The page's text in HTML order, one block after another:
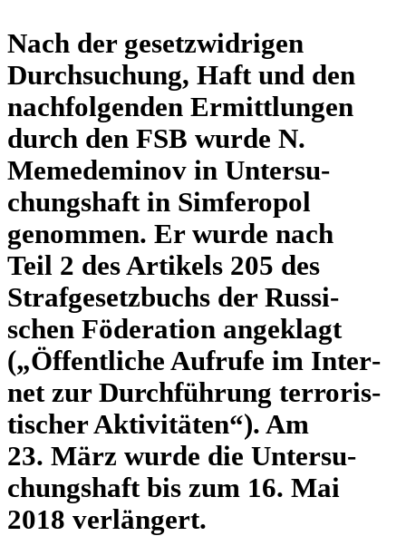
Nach der gesetz­wid­ri­gen
Durch­su­chung, Haft und den
nach­fol­gen­den Ermitt­lun­gen
durch den FSB wurde N.
Meme­de­mi­nov in Unter­su­
chungs­haft in Sim­fe­ro­pol
genom­men. Er wurde nach
Teil 2 des Arti­kels 205 des
Straf­ge­setz­buchs der Rus­si­
schen Föde­ra­tion ange­klagt
(„Öffent­li­che Aufrufe im Inter­
net zur Durch­füh­rung ter­ro­ris­
ti­scher Akti­vi­tä­ten“). Am
23. März wurde die Unter­su­
chungs­haft bis zum 16. Mai
2018 verlängert.